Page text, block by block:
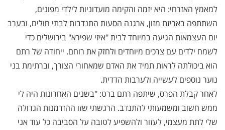
למאמץ האזרחי: היא יזמה והקימה מועדוניות לילדי מפונים,
השתתפה באריזת מזון, ארגנה הסעות התנדבות לבתי חולים, ובערב
יום העצמאות הגיעה במיוחד לבית "איזי שפירא" בירושלים כדי
לשמח ילדים עם צרכים מיוחדים ולחזק את רוחם. ייחודה של רתם
הוא ביכולתה לראות תמיד את האדם שמאחורי הצורך, וברתימת בני
נוער נוספים לעשייה ולערבות הדדית.
לאחר קבלת הפרס, שיתפה רתם ברט: "בשנים האחרונות היה לי
ממש חשוב ומשמעותי להתנדב. הרגשתי שזו ההזדמנות הגדולה
שלי לתת מעצמי, לעזור ולהשפיע לטובה על הסביבה כל עוד אני